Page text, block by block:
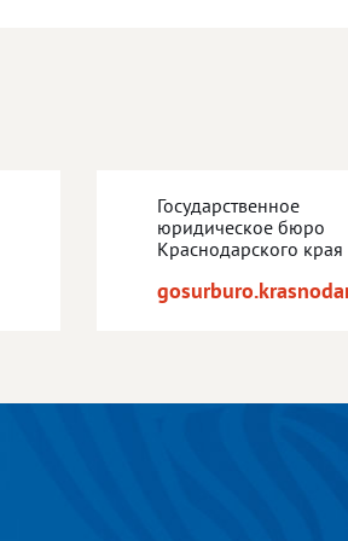
Государственное
юридическое бюро
Краснодарского края